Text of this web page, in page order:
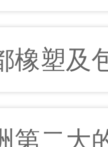
及包装
橡塑及
点会议
第二大